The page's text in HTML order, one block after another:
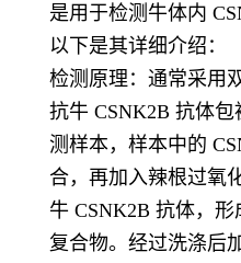
是用于检测牛体内
以下是其详细介绍：
检测原理：通常采用
抗牛 CSNK2B 抗体
测样本，样本中的
合，再加入辣根过氧
牛 CSNK2B 抗体，
复合物。经过洗涤后